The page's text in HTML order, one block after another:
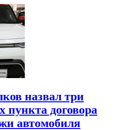
назвал три
пункта договора
автомобиля